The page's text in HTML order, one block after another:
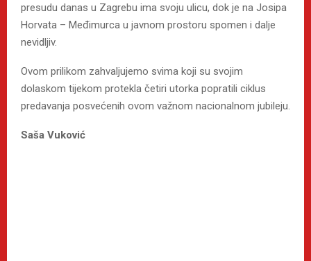
presudu danas u Zagrebu ima svoju ulicu, dok je na Josipa
Horvata – Međimurca u javnom prostoru spomen i dalje
nevidljiv.
Ovom prilikom zahvaljujemo svima koji su svojim
dolaskom tijekom protekla četiri utorka popratili ciklus
predavanja posvećenih ovom važnom nacionalnom jubileju.
Saša Vuković